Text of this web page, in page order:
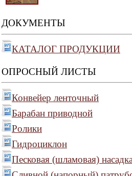
ДОКУМЕНТЫ
КАТАЛОГ ПРОДУКЦИИ
ОПРОСНЫЙ ЛИСТЫ
Конвейер ленточный
Барабан приводной
Ролики
Гидроциклон
Песковая (шламовая) насадка